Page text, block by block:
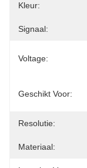
Kleur:
Signaal:
Voltage:
Geschikt Voor:
Resolutie:
Materiaal: